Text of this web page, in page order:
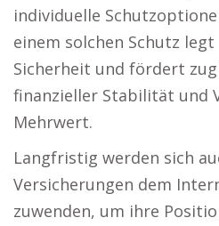
individuelle
einem solchen Schutz
Sicherheit und fördert
finanzieller Stabilität und
Mehrwert.
Langfristig werden sich
Versicherungen dem
zuwenden, um ihre